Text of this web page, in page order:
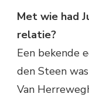
Met wie had
relatie?
Een bekende
den Steen
Van